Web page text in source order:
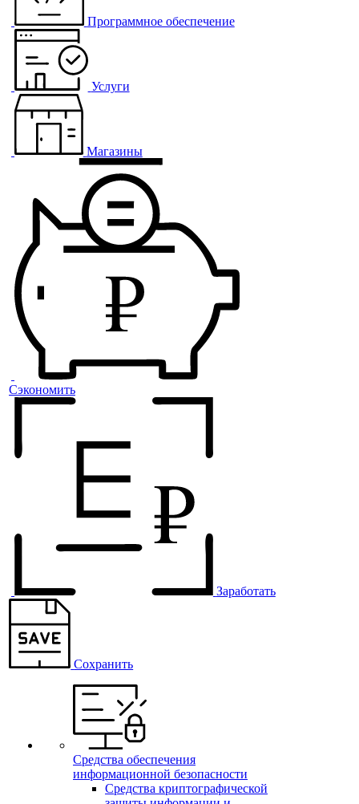
Программное обеспечение
Услуги
Магазины
Сэкономить
Заработать
Сохранить
Средства обеспечения
информационной безопасности
Средства криптографической